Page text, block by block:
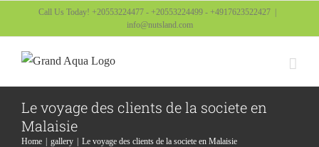
Call Us Today! +20553224477 - +20553224499 - +4917623522427
info@nutsland.com
Le voyage des clients de la societe en
Malaisie
Home gallery Le voyage des clients de la societe en Malaisie